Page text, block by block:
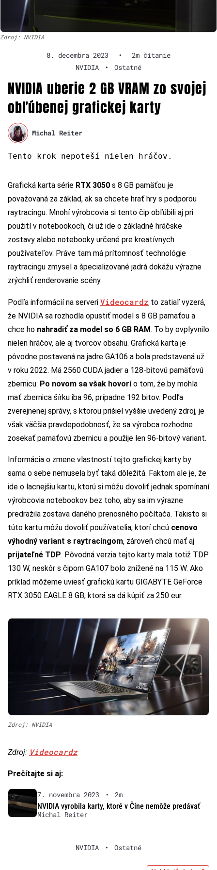
Zdroj: NVIDIA
8. decembra 2023 •
2m čítanie
NVIDIA
• Ostatné
NVIDIA uberie 2 GB VRAM zo svojej
obľúbenej grafickej karty
Michal Reiter
Tento krok nepoteší nielen hráčov.
Grafická karta série RTX 3050 s 8 GB pamäťou je
považovaná za základ, ak sa chcete hrať hry s podporou
raytracingu. Mnohí výrobcovia si tento čip obľúbili aj pri
použití v notebookoch, či už ide o základné hráčske
zostavy alebo notebooky určené pre kreatívnych
používateľov. Práve tam má prítomnosť technológie
raytracingu zmysel a špecializované jadrá dokážu výrazne
zrýchliť renderovanie scény.
Podľa informácií na serveri Videocardz to zatiaľ vyzerá,
že NVIDIA sa rozhodla opustiť model s 8 GB pamäťou a
chce ho nahradiť za model so 6 GB RAM. To by ovplyvnilo
nielen hráčov, ale aj tvorcov obsahu. Grafická karta je
pôvodne postavená na jadre GA106 a bola predstavená už
v roku 2022. Má 2560 CUDA jadier a 128-bitovú pamäťovú
zbernicu. Po novom sa však hovorío tom, že by mohla
mať zbernica šírku iba 96, prípadne 192 bitov. Podľa
zverejnenej správy, s ktorou prišiel vyššie uvedený zdroj, je
však väčšia pravdepodobnosť, že sa výrobca rozhodne
zosekať pamäťovú zbernicu a použije len 96-bitový variant.
Informácia o zmene vlastností tejto grafickej karty by
sama o sebe nemusela byť taká dôležitá. Faktom ale je, že
ide o lacnejšiu kartu, ktorú si môžu dovoliť jednak spomínaní
výrobcovia notebookov bez toho, aby sa im výrazne
predražila zostava daného prenosného počítača. Takisto si
túto kartu môžu dovoliť používatelia, ktorí chcú cenovo
výhodný variant s raytracingom, zároveň chcú mať aj
prijateľné TDP. Pôvodná verzia tejto karty mala totiž TDP
130 W, neskôr s čipom GA107 bolo znížené na 115 W. Ako
príklad môžeme uviesť grafickú kartu GIGABYTE GeForce
RTX 3050 EAGLE 8 GB, ktorá sa dá kúpiť za 250 eur.
Zdroj: NVIDIA
Zdroj: Videocardz
Prečítajte si aj:
7. novembra 2023 •
2m
NVIDIA vyrobila karty, ktoré v Číne nemôže predávať
Michal Reiter
NVIDIA • Ostatné